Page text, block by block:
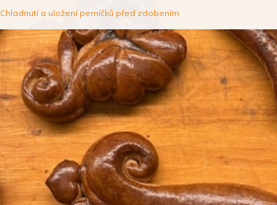
Chladnutí a uložení perníčků před zdobením